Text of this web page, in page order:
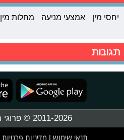
יחסי מין אמצעי מניעה מחלות מין
תגובות
2011-2026 © פרוגי תקשורת בע"מ
תנאי שימוש מדיניות פרטיות